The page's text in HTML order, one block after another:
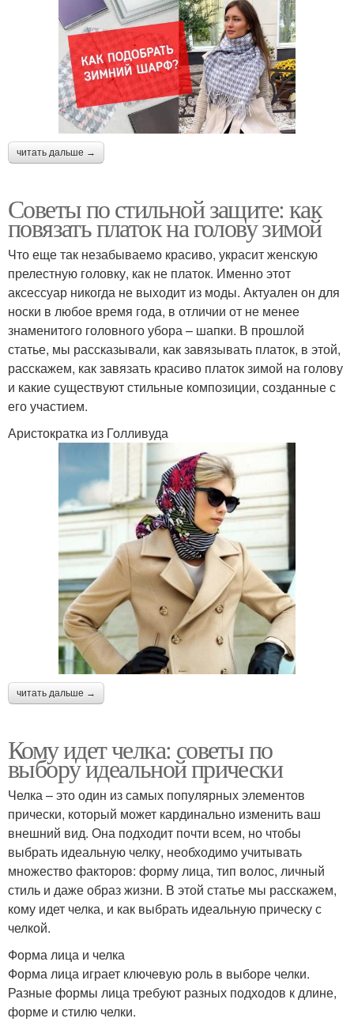
читать дальше →
Советы по стильной защите: как
повязать платок на голову зимой
Что еще так незабываемо красиво, украсит женскую
прелестную головку, как не платок. Именно этот
аксессуар никогда не выходит из моды. Актуален он для
носки в любое время года, в отличии от не менее
знаменитого головного убора – шапки. В прошлой
статье, мы рассказывали, как завязывать платок, в этой,
расскажем, как завязать красиво платок зимой на голову
и какие существуют стильные композиции, созданные с
его участием.
Аристократка из Голливуда
читать дальше →
Кому идет челка: советы по
выбору идеальной прически
Челка – это один из самых популярных элементов
прически, который может кардинально изменить ваш
внешний вид. Она подходит почти всем, но чтобы
выбрать идеальную челку, необходимо учитывать
множество факторов: форму лица, тип волос, личный
стиль и даже образ жизни. В этой статье мы расскажем,
кому идет челка, и как выбрать идеальную прическу с
челкой.
Форма лица и челка
Форма лица играет ключевую роль в выборе челки.
Разные формы лица требуют разных подходов к длине,
форме и стилю челки.